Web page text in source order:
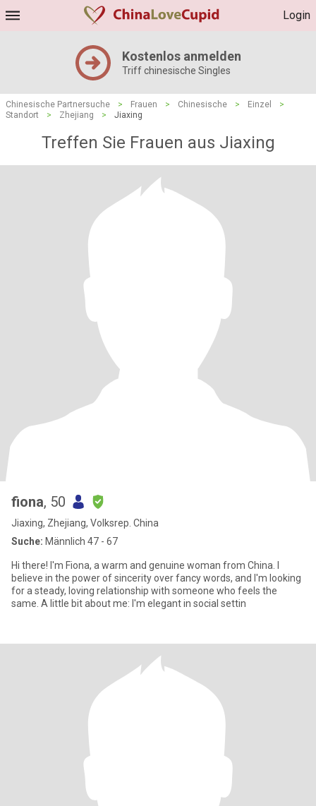
Login
Kostenlos anmelden
Triff chinesische Singles
Chinesische Partnersuche > Frauen > Chinesische > Einzel
>
Standort
> Zhejiang > Jiaxing
Treffen Sie Frauen aus Jiaxing
fiona, 50
Jiaxing, Zhejiang, Volksrep. China
Suche: Männlich 47 - 67
Hi there! I'm Fiona, a warm and genuine woman from China. I
believe in the power of sincerity over fancy words, and I'm looking
for a steady, loving relationship with someone who feels the
same. A little bit about me: I'm elegant in social settin